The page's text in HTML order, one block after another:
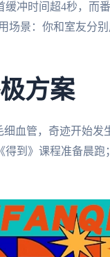
冲时间超4秒，而
场景：你和室友分别
方案
血管，奇迹开始发
到》课程准备晨跑